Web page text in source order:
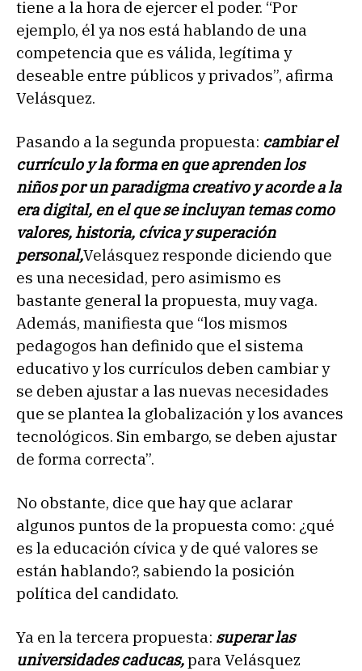
tiene a la hora de ejercer el poder. “Por
ejemplo, él ya nos está hablando de una
competencia que es válida, legítima y
deseable entre públicos y privados”, afirma
Velásquez.
Pasando a la segunda propuesta: cambiar el
currículo y la forma en que aprenden los
niños por un paradigma creativo y acorde a la
era digital, en el que se incluyan temas como
valores, historia, cívica y superación
personal,Velásquez responde diciendo que
es una necesidad, pero asimismo es
bastante general la propuesta, muy vaga.
Además, manifiesta que “los mismos
pedagogos han definido que el sistema
educativo y los currículos deben cambiar y
se deben ajustar a las nuevas necesidades
que se plantea la globalización y los avances
tecnológicos. Sin embargo, se deben ajustar
de forma correcta”.
No obstante, dice que hay que aclarar
algunos puntos de la propuesta como: ¿qué
es la educación cívica y de qué valores se
están hablando?, sabiendo la posición
política del candidato.
Ya en la tercera propuesta: superar las
universidades caducas,para Velásquez